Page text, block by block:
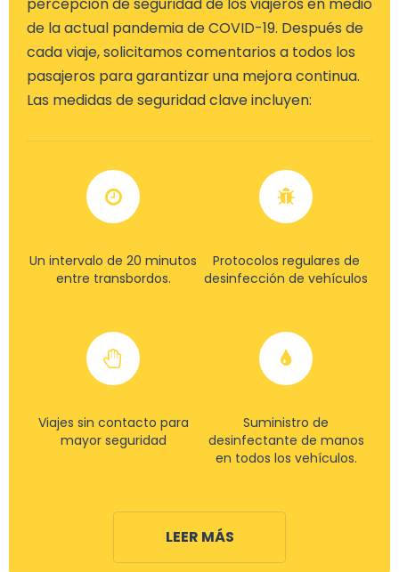
de la actual pandemia de COVID-19. Después de
cada viaje, solicitamos comentarios a todos los
pasajeros para garantizar una mejora continua.
Las medidas de seguridad clave incluyen:
Un intervalo de 20 minutos
entre transbordos.
Protocolos regulares de
desinfección de vehículos
Viajes sin contacto para
mayor seguridad
Suministro de
desinfectante de manos
en todos los vehículos.
LEER MÁS